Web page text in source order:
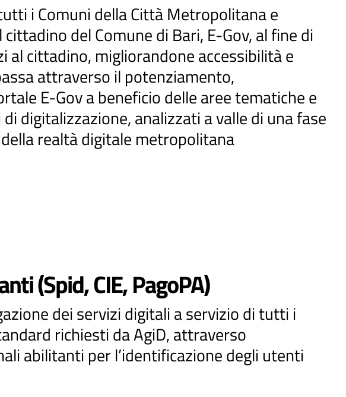
i Comuni della Città Metropolitana e
del Comune di Bari, E-Gov, al fine di
cittadino, migliorandone accessibilità e
attraverso il potenziamento,
E-Gov a beneficio delle aree tematiche e
digitalizzazione, analizzati a valle di una fase
realtà digitale metropolitana
(Spid, CIE, PagoPA)
dei servizi digitali a servizio di tutti i
richiesti da AgiD, attraverso
abilitanti per l’identificazione degli utenti